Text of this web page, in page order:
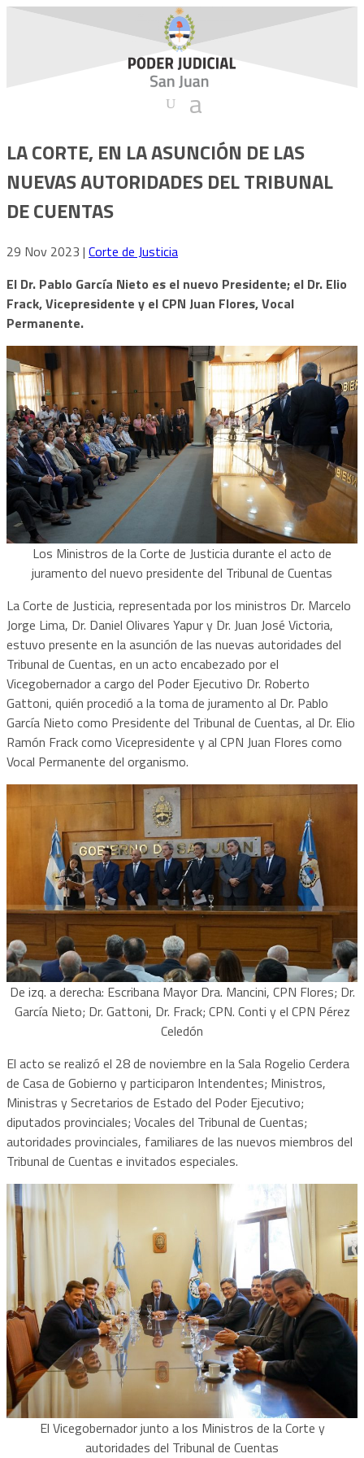
LA CORTE, EN LA ASUNCIÓN DE LAS
NUEVAS AUTORIDADES DEL TRIBUNAL
DE CUENTAS
29 Nov 2023 | Corte de Justicia
El Dr. Pablo García Nieto es el nuevo Presidente; el Dr. Elio
Frack, Vicepresidente y el CPN Juan Flores, Vocal
Permanente.
Los Ministros de la Corte de Justicia durante el acto de
juramento del nuevo presidente del Tribunal de Cuentas
La Corte de Justicia, representada por los ministros Dr. Marcelo
Jorge Lima, Dr. Daniel Olivares Yapur y Dr. Juan José Victoria,
estuvo presente en la asunción de las nuevas autoridades del
Tribunal de Cuentas, en un acto encabezado por el
Vicegobernador a cargo del Poder Ejecutivo Dr. Roberto
Gattoni, quién procedió a la toma de juramento al Dr. Pablo
García Nieto como Presidente del Tribunal de Cuentas, al Dr. Elio
Ramón Frack como Vicepresidente y al CPN Juan Flores como
Vocal Permanente del organismo.
De izq. a derecha: Escribana Mayor Dra. Mancini, CPN Flores; Dr.
García Nieto; Dr. Gattoni, Dr. Frack; CPN. Conti y el CPN Pérez
Celedón
El acto se realizó el 28 de noviembre en la Sala Rogelio Cerdera
de Casa de Gobierno y participaron Intendentes; Ministros,
Ministras y Secretarios de Estado del Poder Ejecutivo;
diputados provinciales; Vocales del Tribunal de Cuentas;
autoridades provinciales, familiares de las nuevos miembros del
Tribunal de Cuentas e invitados especiales.
El Vicegobernador junto a los Ministros de la Corte y
autoridades del Tribunal de Cuentas